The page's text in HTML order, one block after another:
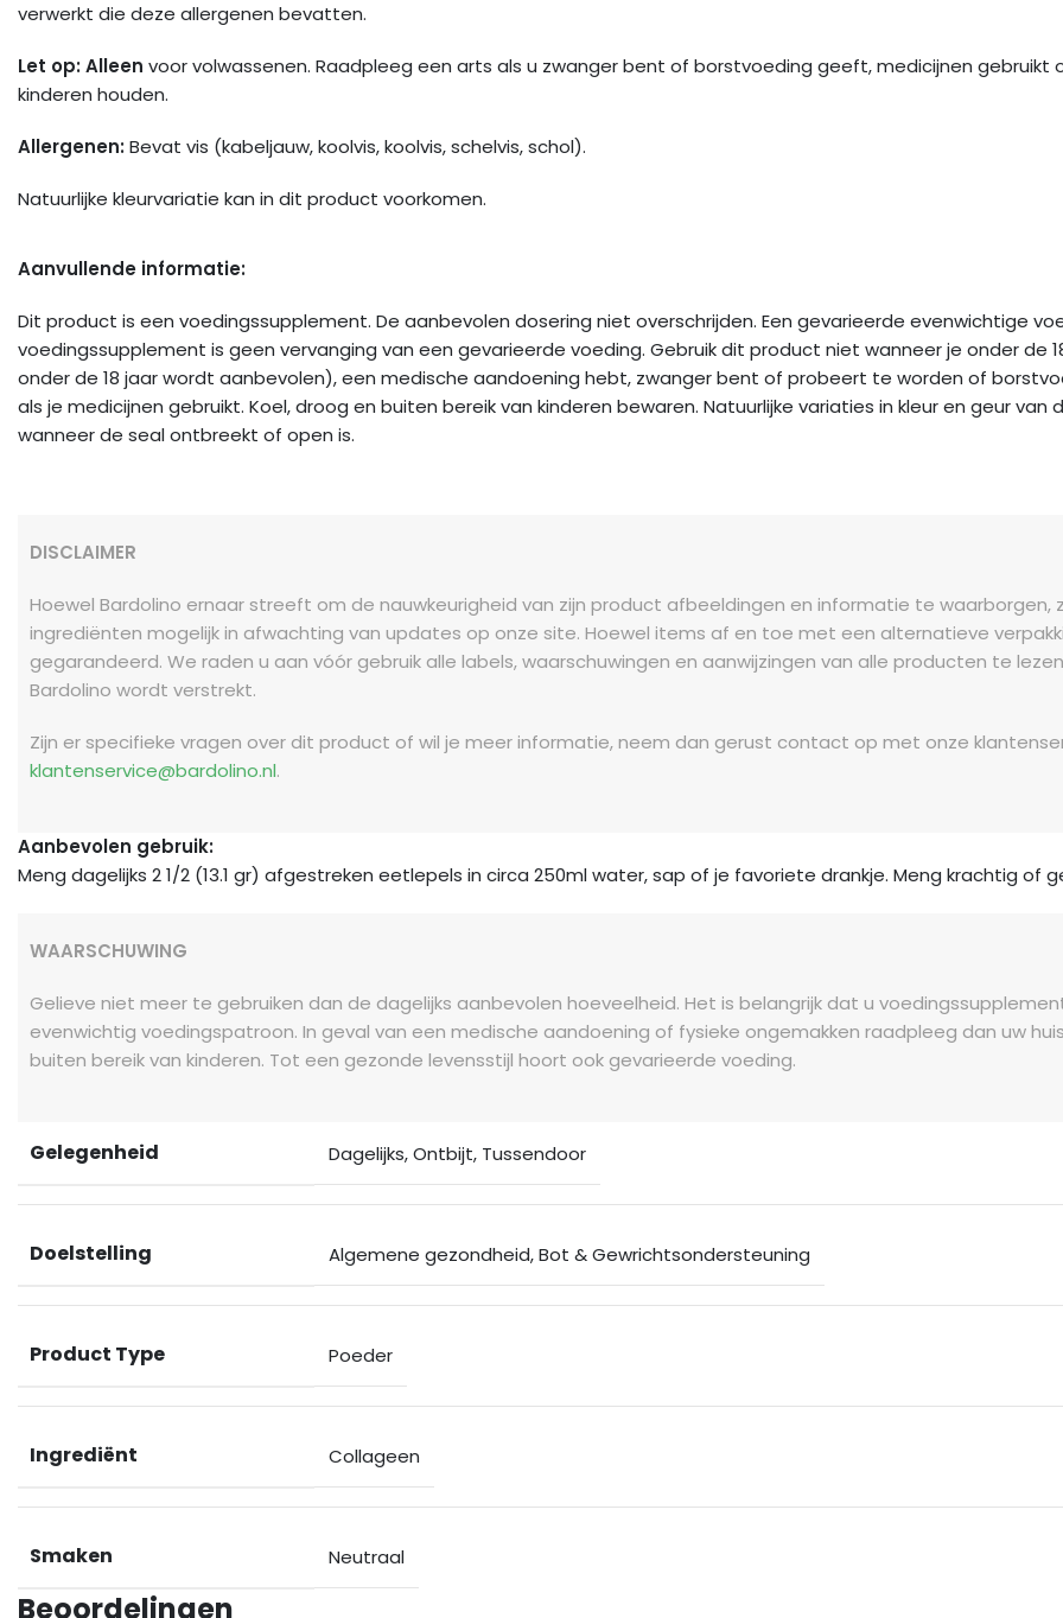
verwerkt die deze allergenen bevatten.
Let op: Alleen voor volwassenen. Raadpleeg een arts als u zwanger bent of borstvoeding geeft, medicijnen
kinderen houden.
Allergenen:Bevat vis (kabeljauw, koolvis, koolvis, schelvis, schol).
Natuurlijke kleurvariatie kan in dit product voorkomen.
Aanvullende informatie:
Dit product is een voedingssupplement. De aanbevolen dosering niet overschrijden. Een gevarieerde evenwichtige
voedingssupplement is geen vervanging van een gevarieerde voeding. Gebruik dit product niet wanneer je onder de
onder de 18 jaar wordt aanbevolen), een medische aandoening hebt, zwanger bent of probeert te worden of
als je medicijnen gebruikt. Koel, droog en buiten bereik van kinderen bewaren. Natuurlijke variaties in kleur en geur
wanneer de seal ontbreekt of open is.
DISCLAIMER
Hoewel Bardolino ernaar streeft om de nauwkeurigheid van zijn product afbeeldingen en informatie te waarborgen,
ingrediënten mogelijk in afwachting van updates op onze site. Hoewel items af en toe met een alternatieve
gegarandeerd. We raden u aan vóór gebruik alle labels, waarschuwingen en aanwijzingen van alle producten te
Bardolino wordt verstrekt.
Zijn er specifieke vragen over dit product of wil je meer informatie, neem dan gerust contact op met onze
klantenservice@bardolino.nl.
Aanbevolen gebruik:
Meng dagelijks 2 1/2 (13.1 gr) afgestreken eetlepels in circa 250ml water, sap of je favoriete drankje. Meng krachtig of
WAARSCHUWING
Gelieve niet meer te gebruiken dan de dagelijks aanbevolen hoeveelheid. Het is belangrijk dat u
evenwichtig voedingspatroon. In geval van een medische aandoening of fysieke ongemakken raadpleeg dan uw
buiten bereik van kinderen. Tot een gezonde levensstijl hoort ook gevarieerde voeding.
Gelegenheid Dagelijks,Ontbijt, Tussendoor
Doelstelling Algemene gezondheid,Bot & Gewrichtsondersteuning
Product Type Poeder
Ingrediënt Collageen
Smaken Neutraal
Beoordelingen